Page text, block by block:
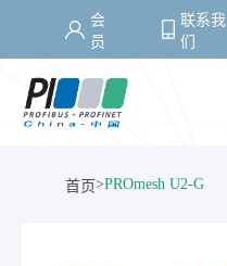
会
员
联系我
们
首页>PROmesh U2-G